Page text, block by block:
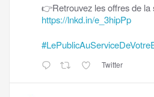
👉Retrouvez les offres de la
https://lnkd.in/e_3hipPp
Twitter